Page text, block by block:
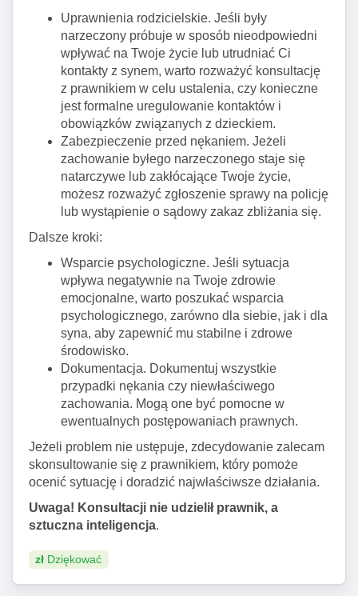
Uprawnienia rodzicielskie. Jeśli były
narzeczony próbuje w sposób nieodpowiedni
wpływać na Twoje życie lub utrudniać Ci
kontakty z synem, warto rozważyć konsultację
z prawnikiem w celu ustalenia, czy konieczne
jest formalne uregulowanie kontaktów i
obowiązków związanych z dzieckiem.
Zabezpieczenie przed nękaniem. Jeżeli
zachowanie byłego narzeczonego staje się
natarczywe lub zakłócające Twoje życie,
możesz rozważyć zgłoszenie sprawy na policję
lub wystąpienie o sądowy zakaz zbliżania się.
Dalsze kroki:
Wsparcie psychologiczne. Jeśli sytuacja
wpływa negatywnie na Twoje zdrowie
emocjonalne, warto poszukać wsparcia
psychologicznego, zarówno dla siebie, jak i dla
syna, aby zapewnić mu stabilne i zdrowe
środowisko.
Dokumentacja. Dokumentuj wszystkie
przypadki nękania czy niewłaściwego
zachowania. Mogą one być pomocne w
ewentualnych postępowaniach prawnych.
Jeżeli problem nie ustępuje, zdecydowanie zalecam
skonsultowanie się z prawnikiem, który pomoże
ocenić sytuację i doradzić najwłaściwsze działania.
Uwaga! Konsultacji nie udzielił prawnik, a
sztuczna inteligencja.
zł Dziękować